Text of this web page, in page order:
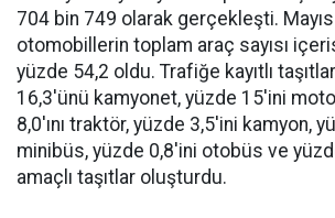
704 bin 749 olarak gerçekleşti. Mayıs
otomobillerin toplam araç sayısı
yüzde 54,2 oldu. Trafiğe kayıtlı
16,3'ünü kamyonet, yüzde 15'ini
8,0'ını traktör, yüzde 3,5'ini kamyon,
minibüs, yüzde 0,8'ini otobüs ve
amaçlı taşıtlar oluşturdu.